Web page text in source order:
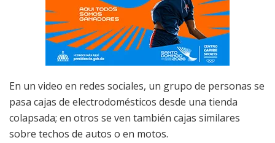
En un video en redes sociales, un grupo de personas se
pasa cajas de electrodomésticos desde una tienda
colapsada; en otros se ven también cajas similares
sobre techos de autos o en motos.